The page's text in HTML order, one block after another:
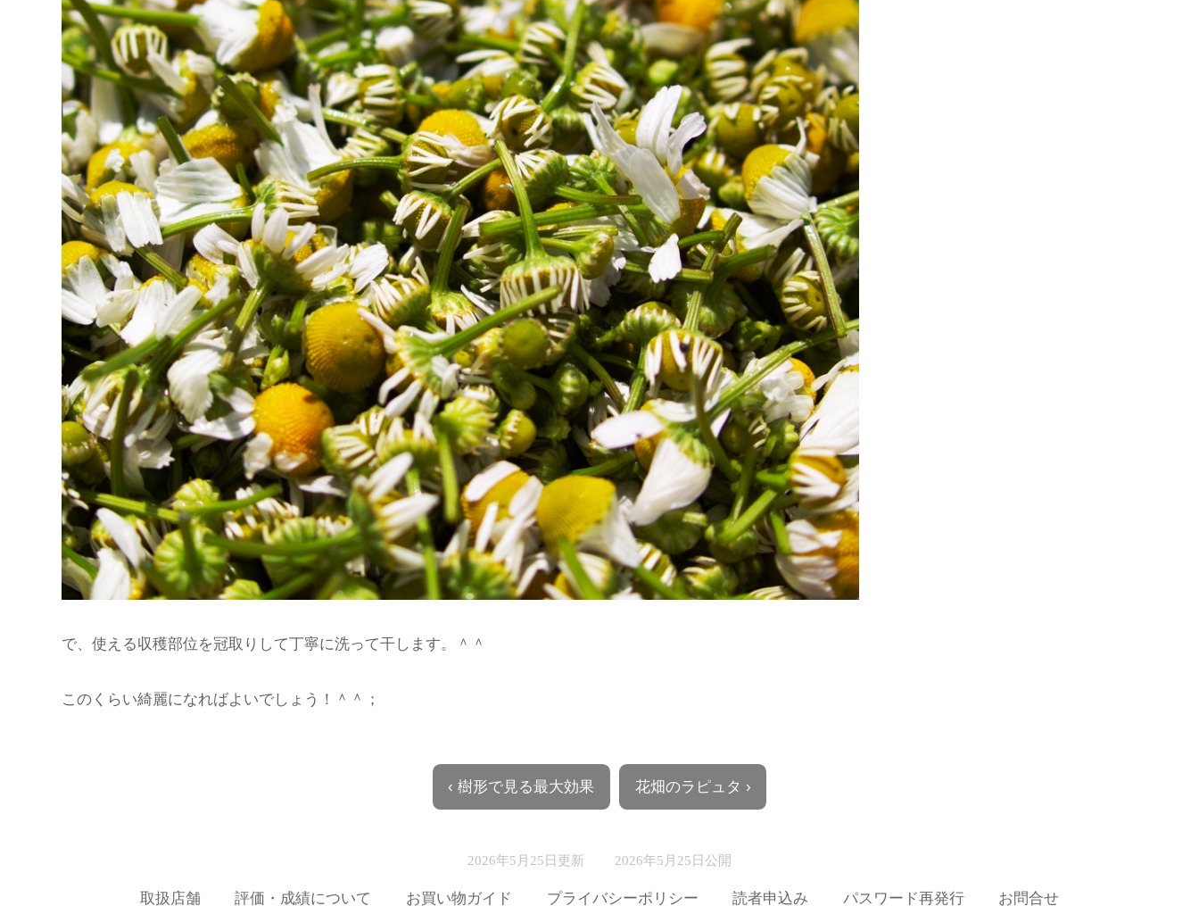
で、使える収穫部位を冠取りして丁寧に洗って干します。＾＾
このくらい綺麗になればよいでしょう！＾＾；
‹ 樹形で見る最大効果 花畑のラピュタ ›
2026年5月25日更新 2026年5月25日公開
取扱店舗 評価・成績について お買い物ガイド プライバシーポリシー 読者申込み パスワード再発行 お問合せ